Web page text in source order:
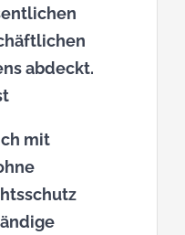
abdeckt.
mit